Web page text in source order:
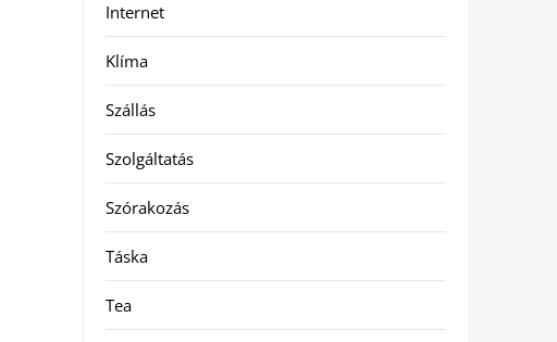
Internet
Klíma
Szállás
Szolgáltatás
Szórakozás
Táska
Tea